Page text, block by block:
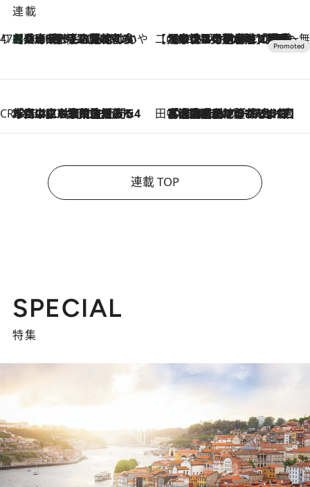
連載
47都道府県の手みやげ ひんやりスイーツで夏を満喫
2026.8.8
【兵庫県】この夏絶対食べたい 冷やしておいしいおやつ3選 淡路島の恵みをジェラートに集約 【CREA×星野リゾート】唯一無二。癒しと発見が待つ場所へ
2026.8.7
【トンボの足水浴】ヒノキの香りに包まれて涼感マックス！約13℃の湧水かけ流しを避暑地「星野温泉 トンボの湯」で体験
CREA'S CHOICE
2026.8.7
「立川にも歌舞伎があるんだよ」 片岡仁左衛門・市川中車ら豪華座組みで4年目の立川立飛歌舞伎へ 田中稲の勝手に再ブーム
2026.8.7
「湘南乃風に憧れて」観客大盛上がりの“タオル回し”に、ラッパー顔負けの高速歌唱まで…さだまさし（74）のアグレッシブすぎる現在地
連載 TOP
SPECIAL
特集